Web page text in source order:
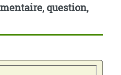
question,